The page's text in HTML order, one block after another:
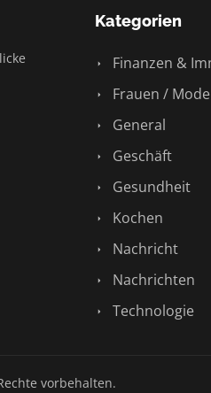
Kategorien
Finanzen &
Frauen / Mode
General
Geschäft
Gesundheit
Kochen
Nachricht
Nachrichten
Technologie
vorbehalten.